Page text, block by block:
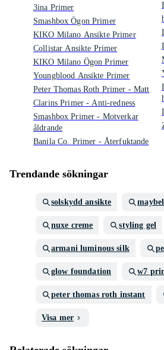
3ina Primer
Smashbox Ögon Primer
KIKO Milano Ansikte Primer
Collistar Ansikte Primer
KIKO Milano Ögon Primer
Youngblood Ansikte Primer
Peter Thomas Roth Primer - Matt
Clarins Primer - Anti-redness
Smashbox Primer - Motverkar
åldrande
Banila Co. Primer - Återfuktande
Trendande sökningar
solskydd ansikte
nuxe creme styling gel
armani luminous silk
glow foundation w7
peter thomas roth instant
Visa mer